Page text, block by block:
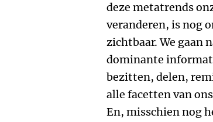
deze metatrends
veranderen, is nog
zichtbaar. We gaan
dominante
bezitten, delen,
alle facetten van
En, misschien nog